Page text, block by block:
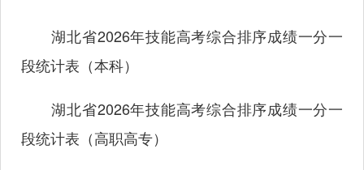
湖北省2026年技能高考综合排序成绩一分一
段统计表（本科）
湖北省2026年技能高考综合排序成绩一分一
段统计表（高职高专）